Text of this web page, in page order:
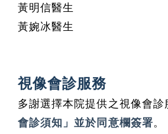
黃明信醫生
黃婉冰醫生
視像會診服務
多謝選擇本院提供之視像會診
會診須知」並於同意欄簽署。